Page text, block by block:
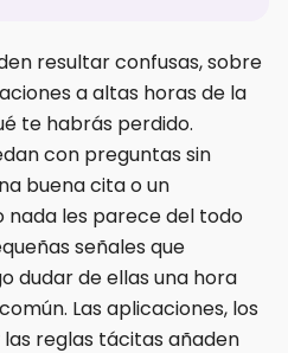
resultar confusas, sobre
a altas horas de la
te habrás perdido.
con preguntas sin
buena cita o un
les parece del todo
señales que
dudar de ellas una hora
Las aplicaciones, los
reglas tácitas añaden